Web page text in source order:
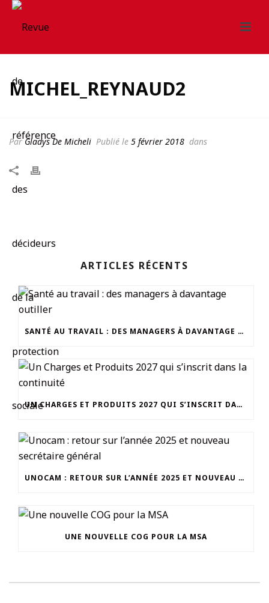
MICHEL_REYNAUD2
ParGladys De Micheli Publié le 5 février 2018 dans
ARTICLES RÉCENTS
SANTÉ AU TRAVAIL : DES MANAGERS À DAVANTAGE OUTILLER
UN CHARGES ET PRODUITS 2027 QUI S’INSCRIT DANS LA CONTINUITÉ
UNOCAM : RETOUR SUR L’ANNÉE 2025 ET NOUVEAU SECRÉTAIRE GÉNÉRAL
UNE NOUVELLE COG POUR LA MSA